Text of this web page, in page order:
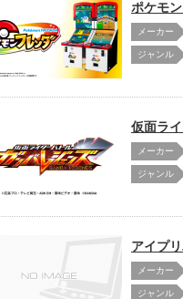
ポケモ
メーカー
仮面ラ
メーカー
アイプ
メーカー